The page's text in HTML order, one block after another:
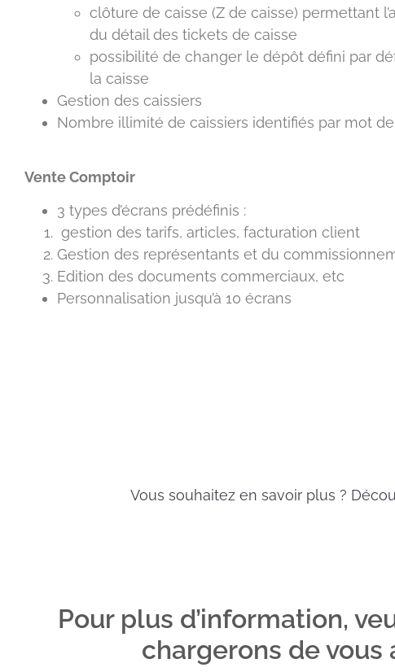
clôture de caisse (Z de caisse) permettant
du détail des tickets de caisse
possibilité de changer le dépôt défini par
la caisse
Gestion des caissiers
Nombre illimité de caissiers identifiés par mot
Vente Comptoir
3 types d’écrans prédéfinis :
gestion des tarifs, articles, facturation client
Gestion des représentants et du
Edition des documents commerciaux, etc
Personnalisation jusqu’à 10 écrans
Vous souhaitez en savoir plus ?
Pour plus d’information,
chargerons de